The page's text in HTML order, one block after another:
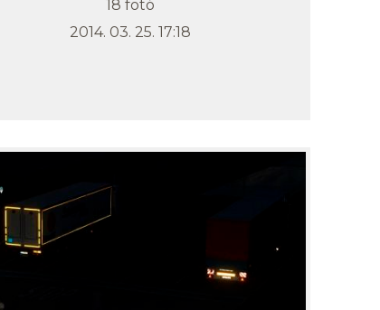
18 fotó
2014. 03. 25. 17:18